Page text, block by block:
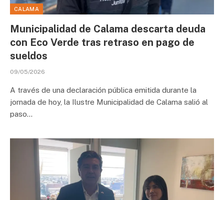
CALAMA
Municipalidad de Calama descarta deuda
con Eco Verde tras retraso en pago de
sueldos
09/05/2026
A través de una declaración pública emitida durante la
jornada de hoy, la Ilustre Municipalidad de Calama salió al
paso…